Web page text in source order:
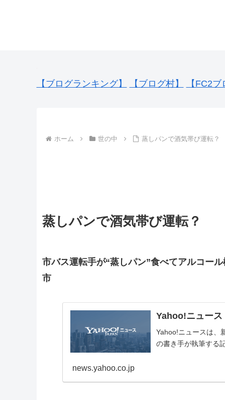
【ブログランキング】 【ブログ村】 【FC2ブ
ホーム 世の中 蒸しパンで酒気帯び運転？
蒸しパンで酒気帯び運転？
市バス運転手が“蒸しパン”食べてアルコー
市
Yahoo!ニュース
Yahoo!ニュースは、
の書き手が執筆する
news.yahoo.co.jp